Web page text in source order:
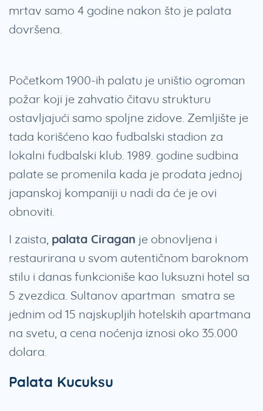
mrtav samo 4 godine nakon što je palata
dovršena.
Početkom 1900-ih palatu je uništio ogroman
požar koji je zahvatio čitavu strukturu
ostavljajući samo spoljne zidove. Zemljište je
tada korišćeno kao fudbalski stadion za
lokalni fudbalski klub. 1989. godine sudbina
palate se promenila kada je prodata jednoj
japanskoj kompaniji u nadi da će je ovi
obnoviti.
I zaista, palata Ciragan je obnovljena i
restaurirana u svom autentičnom baroknom
stilu i danas funkcioniše kao luksuzni hotel sa
5 zvezdica. Sultanov apartman smatra se
jednim od 15 najskupljih hotelskih apartmana
na svetu, a cena noćenja iznosi oko 35.000
dolara.
Palata Kucuksu